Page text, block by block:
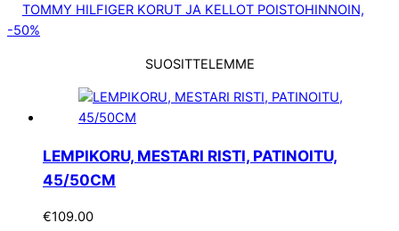
TOMMY HILFIGER KORUT JA KELLOT POISTOHINNOIN,
-50%
SUOSITTELEMME
LEMPIKORU, MESTARI RISTI, PATINOITU,
45/50CM
€109.00